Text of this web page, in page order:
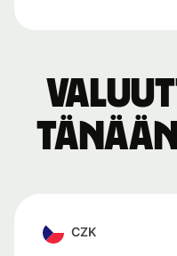
tänään:
CZK